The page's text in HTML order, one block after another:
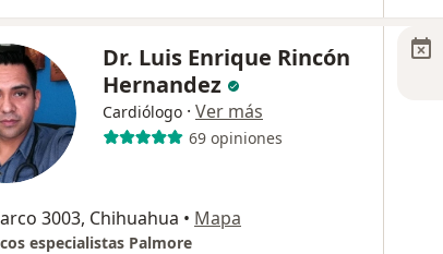
Dr. Luis Enrique Rincón
Hernandez
Cardiólogo · Ver más
69 opiniones
3003, Chihuahua • Mapa
especialistas Palmore